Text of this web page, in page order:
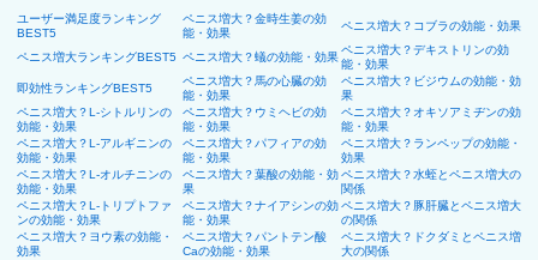
ユーザー満足度ランキング
BEST5
ペニス増大？金時生姜の効
能・効果
ペニス増大？コブラの効能・効果
ペニス増大ランキングBEST5 ペニス増大？蟻の効能・効果
ペニス増大？デキストリンの効
能・効果
即効性ランキングBEST5
ペニス増大？馬の心臓の効
能・効果
ペニス増大？ビジウムの効能・効
果
ペニス増大？L-シトルリンの
効能・効果
ペニス増大？ウミヘビの効
能・効果
ペニス増大？オキソアミヂンの効
能・効果
ペニス増大？L-アルギニンの
効能・効果
ペニス増大？パフィアの効
能・効果
ペニス増大？ランペップの効能・
効果
ペニス増大？L-オルチニンの
効能・効果
ペニス増大？葉酸の効能・効
果
ペニス増大？水蛭とペニス増大の
関係
ペニス増大？L-トリプトファ
ンの効能・効果
ペニス増大？ナイアシンの効
能・効果
ペニス増大？豚肝臓とペニス増大
の関係
ペニス増大？ヨウ素の効能・
効果
ペニス増大？パントテン酸
Caの効能・効果
ペニス増大？ドクダミとペニス増
大の関係